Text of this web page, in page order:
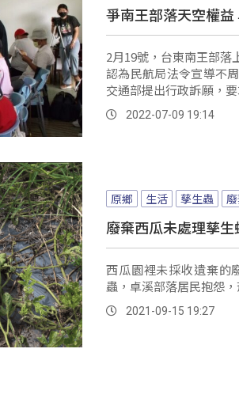
爭南王部落天空權
2月19號，台東南王部落
認為民航局法令宣導不
交通部提出行政訴願，
訴求。2022-07-09 19:14
原鄉 生活 孳生蟲
廢棄西瓜未處理孳
西瓜園裡未採收遺棄的
蟲，卓溪部落居民抱怨
2021-09-15 19:27